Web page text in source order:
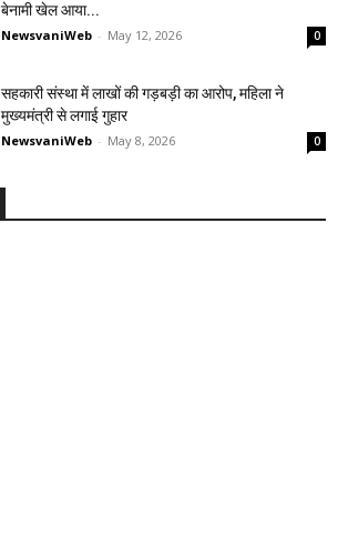
बेनामी खेल आया...
NewsvaniWeb - May 12, 2026 0
सहकारी संस्था में लाखों की गड़बड़ी का आरोप, महिला ने
मुख्यमंत्री से लगाई गुहार
NewsvaniWeb - May 8, 2026 0